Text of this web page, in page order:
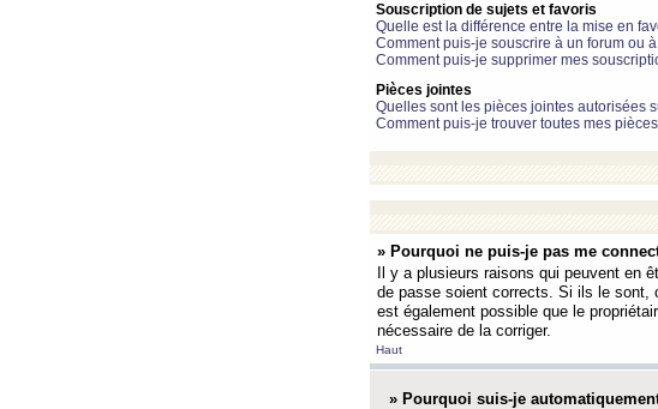
Souscription de sujets et favoris
Quelle est la différence entre la mise en
Comment puis-je souscrire à un forum ou
Comment puis-je supprimer mes
Pièces jointes
Quelles sont les pièces jointes autorisées
Comment puis-je trouver toutes mes
» Pourquoi ne puis-je pas me
Il y a plusieurs raisons qui peuvent en
de passe soient corrects. Si ils le sont,
est également possible que le
nécessaire de la corriger.
Haut
» Pourquoi suis-je